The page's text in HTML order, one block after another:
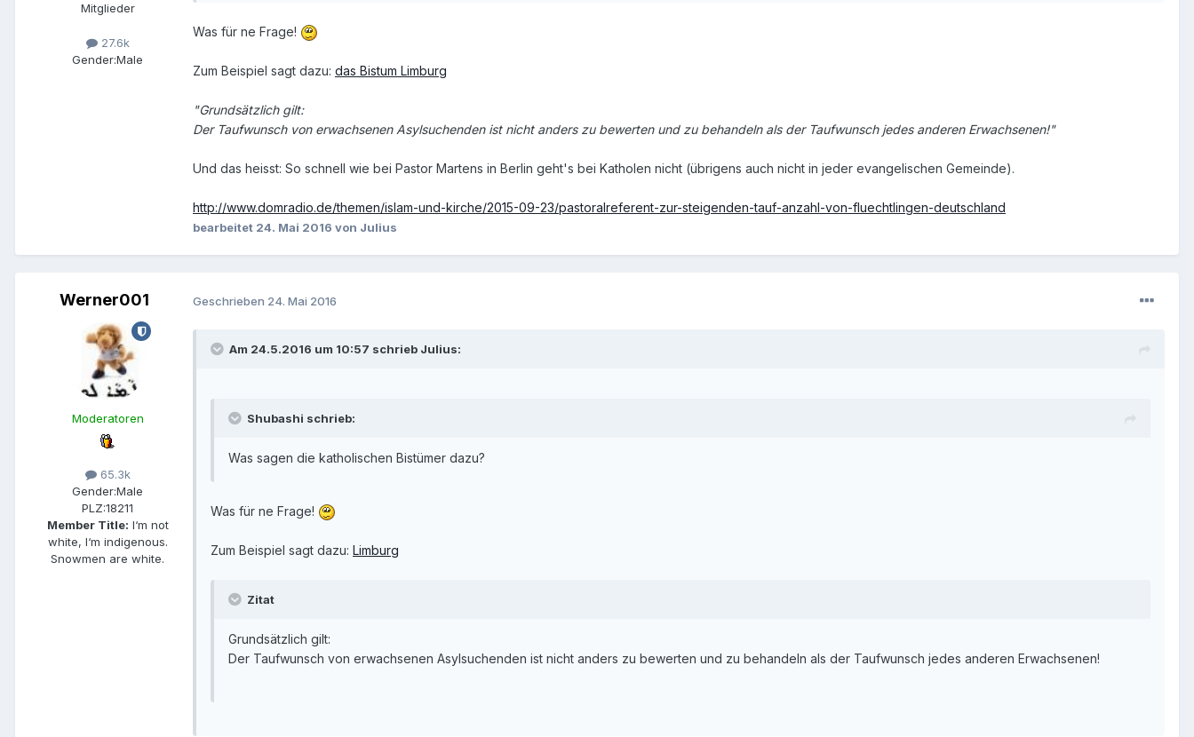
Mitglieder
27.6k
Gender:Male
Was für ne Frage!
Zum Beispiel sagt dazu: das Bistum Limburg
"Grundsätzlich gilt:
Der Taufwunsch von erwachsenen Asylsuchenden ist nicht anders zu bewerten und zu behandeln als der Taufwunsch jedes anderen Erwachsenen!"
Und das heisst: So schnell wie bei Pastor Martens in Berlin geht's bei Katholen nicht (übrigens auch nicht in jeder evangelischen Gemeinde).
http://www.domradio.de/themen/islam-und-kirche/2015-09-23/pastoralreferent-zur-steigenden-tauf-anzahl-von-fluechtlingen-deutschland
bearbeitet 24. Mai 2016 von Julius
Werner001
Moderatoren
65.3k
Gender:Male
PLZ:18211
Member Title: I‘m not
white, I‘m indigenous.
Snowmen are white.
Geschrieben 24. Mai 2016
Am 24.5.2016 um 10:57 schrieb Julius:
Shubashi schrieb:
Was sagen die katholischen Bistümer dazu?
Was für ne Frage!
Zum Beispiel sagt dazu: Limburg
Zitat
Grundsätzlich gilt:
Der Taufwunsch von erwachsenen Asylsuchenden ist nicht anders zu bewerten und zu behandeln als der Taufwunsch jedes anderen Erwachsenen!